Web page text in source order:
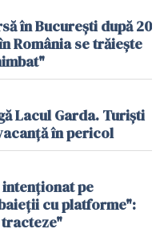
în București după 20
România se trăiește
Lacul Garda. Turiști
în pericol
pe
cu platforme":
tracteze"